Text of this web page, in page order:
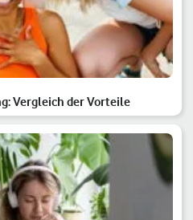
Vergleich der Vorteile